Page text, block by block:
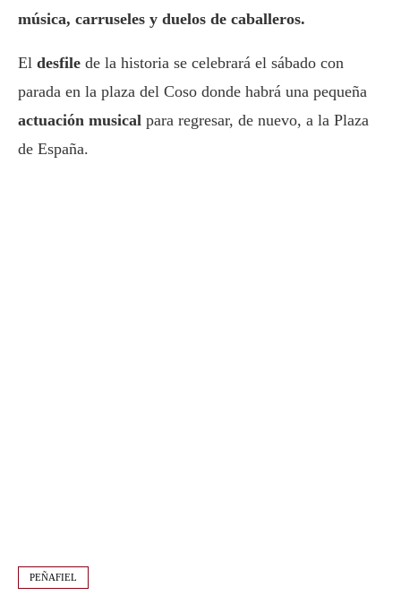
música, carruseles y duelos de caballeros.
El desfile de la historia se celebrará el sábado con
parada en la plaza del Coso donde habrá una pequeña
actuación musical para regresar, de nuevo, a la Plaza
de España.
PEÑAFIEL